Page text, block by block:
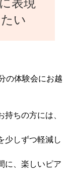
表現
い
の体験会にお越
ちの方には、
少しずつ軽減し
に、楽しいピア